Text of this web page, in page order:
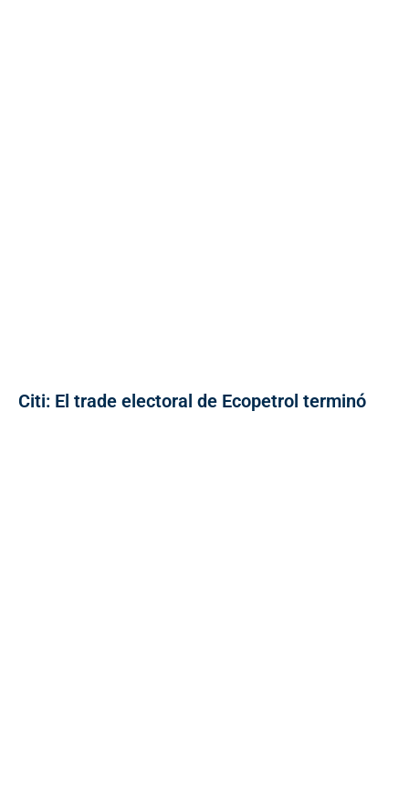
Citi: El trade electoral de Ecopetrol terminó